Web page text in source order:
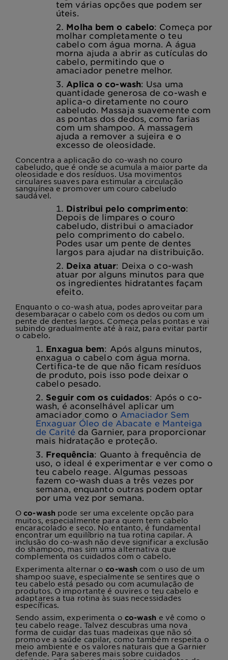
tem várias opções que podem ser
úteis.
Molha bem o cabelo: Começa por
molhar completamente o teu
cabelo com água morna. A água
morna ajuda a abrir as cutículas do
cabelo, permitindo que o
amaciador penetre melhor.
Aplica o co-wash: Usa uma
quantidade generosa de co-wash e
aplica-o diretamente no couro
cabeludo. Massaja suavemente com
as pontas dos dedos, como farias
com um shampoo. A massagem
ajuda a remover a sujeira e o
excesso de oleosidade.
Concentra a aplicação do co-wash no couro
cabeludo, que é onde se acumula a maior parte da
oleosidade e dos resíduos. Usa movimentos
circulares suaves para estimular a circulação
sanguínea e promover um couro cabeludo
saudável.
Distribui pelo comprimento:
Depois de limpares o couro
cabeludo, distribui o amaciador
pelo comprimento do cabelo.
Podes usar um pente de dentes
largos para ajudar na distribuição.
Deixa atuar: Deixa o co-wash
atuar por alguns minutos para que
os ingredientes hidratantes façam
efeito.
Enquanto o co-wash atua, podes aproveitar para
desembaraçar o cabelo com os dedos ou com um
pente de dentes largos. Começa pelas pontas e vai
subindo gradualmente até à raiz, para evitar partir
o cabelo.
Enxagua bem: Após alguns minutos,
enxagua o cabelo com água morna.
Certifica-te de que não ficam resíduos
de produto, pois isso pode deixar o
cabelo pesado.
Seguir com os cuidados: Após o co-
wash, é aconselhável aplicar um
amaciador como o Amaciador Sem
Enxaguar Óleo de Abacate e Manteiga
de Carité da Garnier, para proporcionar
mais hidratação e proteção.
Frequência: Quanto à frequência de
uso, o ideal é experimentar e ver como o
teu cabelo reage. Algumas pessoas
fazem co-wash duas a três vezes por
semana, enquanto outras podem optar
por uma vez por semana.
Oco-wash pode ser uma excelente opção para
muitos, especialmente para quem tem cabelo
encaracolado e seco. No entanto, é fundamental
encontrar um equilíbrio na tua rotina capilar. A
inclusão do co-wash não deve significar a exclusão
do shampoo, mas sim uma alternativa que
complementa os cuidados com o cabelo.
Experimenta alternar o co-wash com o uso de um
shampoo suave, especialmente se sentires que o
teu cabelo está pesado ou com acumulação de
produtos. O importante é ouvires o teu cabelo e
adaptares a tua rotina às suas necessidades
específicas.
Sendo assim, experimenta o co-wash e vê como o
teu cabelo reage. Talvez descubras uma nova
forma de cuidar das tuas madeixas que não só
promove a saúde capilar, como também respeita o
meio ambiente e os valores naturais que a Garnier
defende. Para saberes mais sobre cuidados